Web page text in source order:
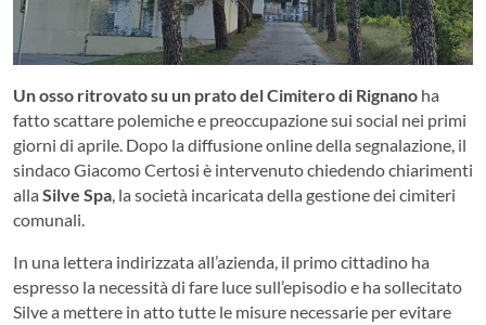
Un osso ritrovato su un prato del Cimitero di Rignano ha
fatto scattare polemiche e preoccupazione sui social nei primi
giorni di aprile. Dopo la diffusione online della segnalazione, il
sindaco Giacomo Certosi è intervenuto chiedendo chiarimenti
alla Silve Spa, la società incaricata della gestione dei cimiteri
comunali.
In una lettera indirizzata all’azienda, il primo cittadino ha
espresso la necessità di fare luce sull’episodio e ha sollecitato
Silve a mettere in atto tutte le misure necessarie per evitare